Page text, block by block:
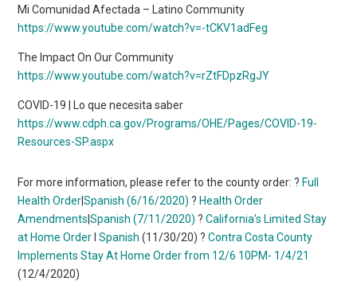
Mi Comunidad Afectada – Latino Community
https://www.youtube.com/watch?v=-tCKV1adFeg
The Impact On Our Community
https://www.youtube.com/watch?v=rZtFDpzRgJY
COVID-19 | Lo que necesita saber
https://www.cdph.ca.gov/Programs/OHE/Pages/COVID-19-
Resources-SP.aspx
For more information, please refer to the county order: ? Full
Health Order|Spanish(6/16/2020) ? Health Order
Amendments |Spanish(7/11/2020) ?California’s Limited Stay
at Home Order ISpanish (11/30/20) ?Contra Costa County
Implements Stay At Home Order from 12/6 10PM- 1/4/21
(12/4/2020)